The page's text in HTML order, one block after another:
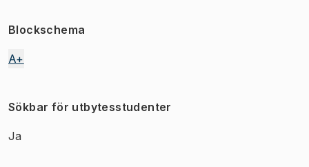
Blockschema
A+
Sökbar för utbytesstudenter
Ja